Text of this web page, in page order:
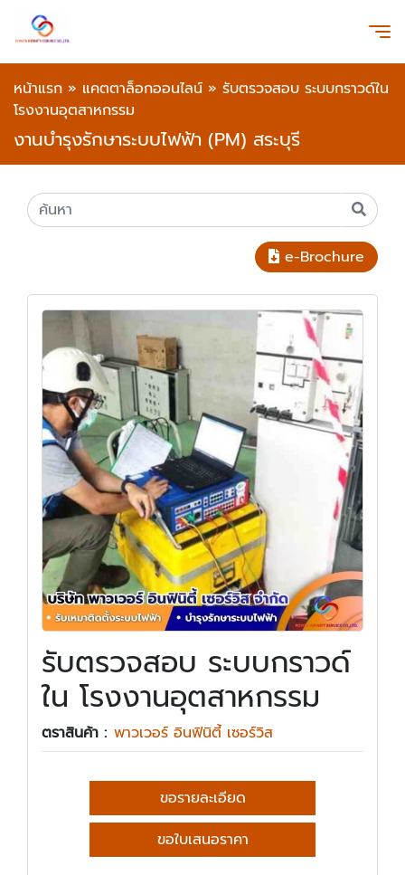
หน้าแรก » แคตตาล็อกออนไลน์ » รับตรวจสอบ ระบบกราวด์ใน
โรงงานอุตสาหกรรม
งานบำรุงรักษาระบบไฟฟ้า (PM) สระบุรี
e-Brochure
รับตรวจสอบ ระบบกราวด์
ใน โรงงานอุตสาหกรรม
ตราสินค้า : พาวเวอร์ อินฟินิตี้ เซอร์วิส
ขอรายละเอียด
ขอใบเสนอราคา